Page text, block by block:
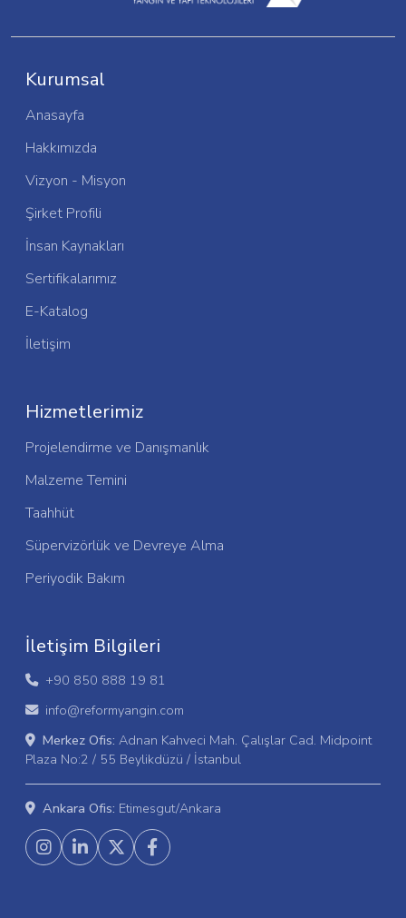
Kurumsal
Anasayfa
Hakkımızda
Vizyon - Misyon
Şirket Profili
İnsan Kaynakları
Sertifikalarımız
E-Katalog
İletişim
Hizmetlerimiz
Projelendirme ve Danışmanlık
Malzeme Temini
Taahhüt
Süpervizörlük ve Devreye Alma
Periyodik Bakım
İletişim Bilgileri
+90 850 888 19 81
info@reformyangin.com
Merkez Ofis: Adnan Kahveci Mah. Çalışlar Cad. Midpoint
Plaza No:2 / 55 Beylikdüzü / İstanbul
Ankara Ofis: Etimesgut/Ankara